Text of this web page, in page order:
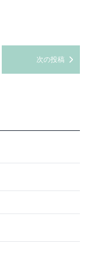
次の投稿